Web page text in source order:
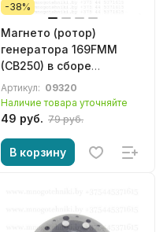
-38%
Магнето (ротор)
генератора 169FMM
(CB250) в сборе
китайского мотоцикла
Racer, Minsk, Irbis, Viper,
Lifan, Loncin, Zongshen,
Stels, Baltmotors
Артикул: 09320
Наличие товара уточняйте
49 руб. 79 руб.
В корзину